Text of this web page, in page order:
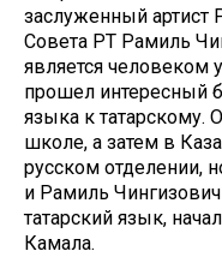
заслуженный артист
Совета РТ Рамиль
является человеком
прошел интересный
языка к татарскому.
школе, а затем в
русском отделении,
и Рамиль
татарский язык,
Камала.